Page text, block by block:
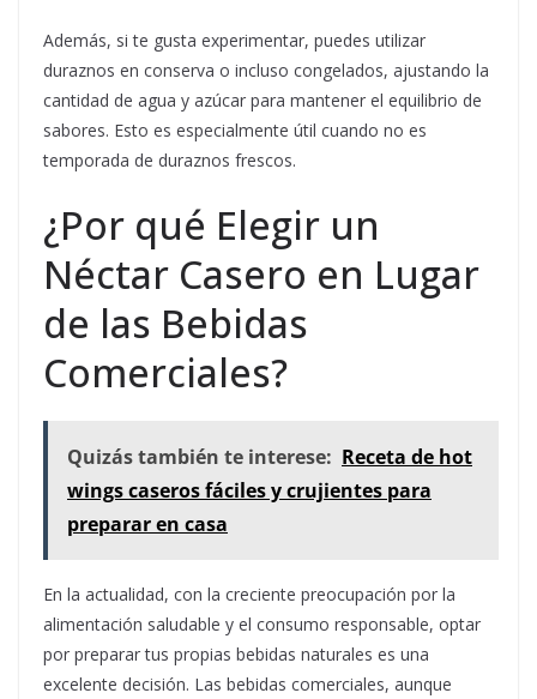
Además, si te gusta experimentar, puedes utilizar
duraznos en conserva o incluso congelados, ajustando la
cantidad de agua y azúcar para mantener el equilibrio de
sabores. Esto es especialmente útil cuando no es
temporada de duraznos frescos.
¿Por qué Elegir un
Néctar Casero en Lugar
de las Bebidas
Comerciales?
Quizás también te interese: Receta de hot
wings caseros fáciles y crujientes para
preparar en casa
En la actualidad, con la creciente preocupación por la
alimentación saludable y el consumo responsable, optar
por preparar tus propias bebidas naturales es una
excelente decisión. Las bebidas comerciales, aunque